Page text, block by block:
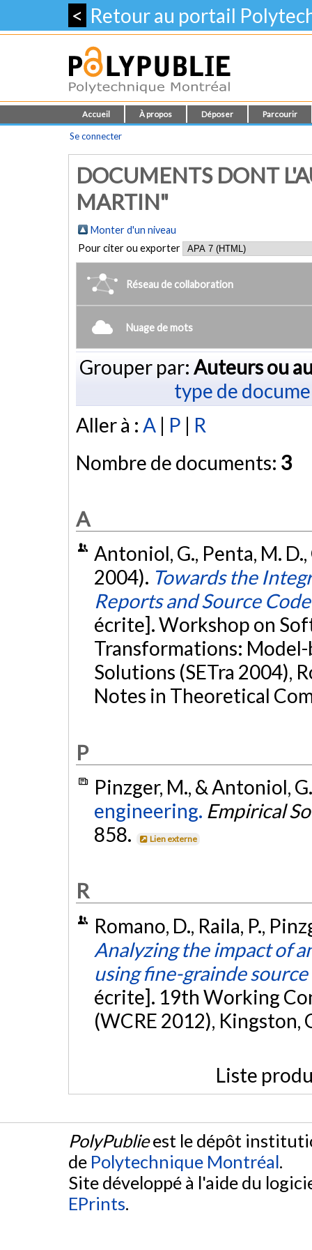
< Retour au portail
Accueil À propos Déposer Parcourir
Se connecter
DOCUMENTS DONT
MARTIN"
Monter d'un niveau
Pour citer ou exporter
Réseau de collaboration
Nuage de mots
Grouper par: Auteurs ou
type de
Aller à : A | P | R
Nombre de documents: 3
A
Antoniol, G., Penta, M.
2004). Towards the
Reports and Source
écrite]. Workshop on
Transformations:
Solutions (SETra 2004),
Notes in Theoretical
P
Pinzger, M., & Antoniol,
engineering. Empirical
858.
Lien externe
R
Romano, D., Raila, P.,
Analyzing the impact of
using fine-grainde source
écrite]. 19th Working
(WCRE 2012), Kingston,
Liste
PolyPublieest le dépôt
de Polytechnique Montréal.
Site développé à l'aide du
EPrints.